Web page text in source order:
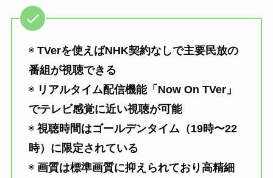
◉ TVerを使えばNHK契約なしで主要民放の
番組が視聴できる
◉ リアルタイム配信機能「Now On TVer」
でテレビ感覚に近い視聴が可能
◉ 視聴時間はゴールデンタイム（19時〜22
時）に限定されている
◉ 画質は標準画質に抑えられており高精細